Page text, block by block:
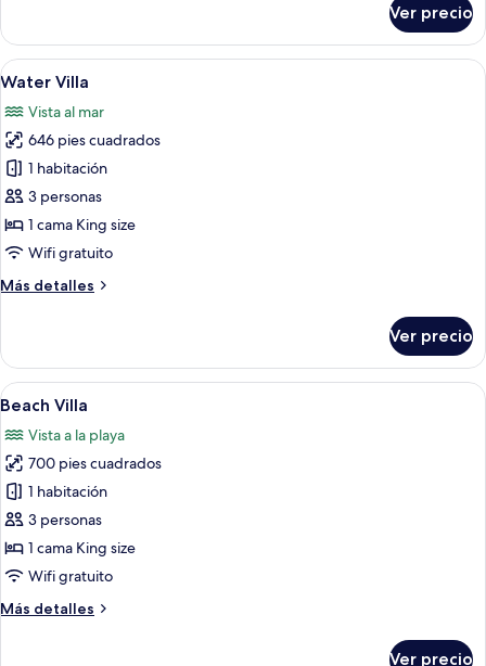
Pool
Villa
With
Pool
Ver precio
Abrir
todas
las
fotos
de
Water
Villa
Un dormitorio amplio con una cama
14
Water Villa
Vista al mar
646 pies cuadrados
1 habitación
3 personas
1 cama King size
Wifi gratuito
Más detalles
Más
Villa
Ver precio
Abrir
todas
las
fotos
de
Beach
Villa
Un dormitorio moderno con una
12
Beach Villa
Vista a la playa
700 pies cuadrados
1 habitación
3 personas
1 cama King size
Wifi gratuito
Más detalles
Más
Ver precio